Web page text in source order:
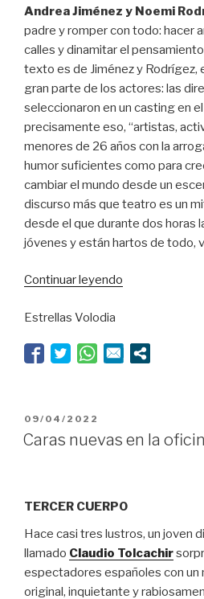
Andrea Jiménez y Noemi
padre y romper con todo: hacer
calles y dinamitar el
texto es de Jiménez y Rodrígez,
gran parte de los actores: las
seleccionaron en un casting en
precisamente eso, “artistas,
menores de 26 años con la
humor suficientes como para
cambiar el mundo desde un
discurso más que teatro es un
desde el que durante dos horas
jóvenes y están hartos de todo,
Continuar leyendo
viene”
Estrellas Volodia
PUBLICADO
EL
09/04/2022
Caras nuevas en la
TERCER CUERPO
Hace casi tres lustros, un joven
llamado Claudio Tolcachir
espectadores españoles con un
original, inquietante y